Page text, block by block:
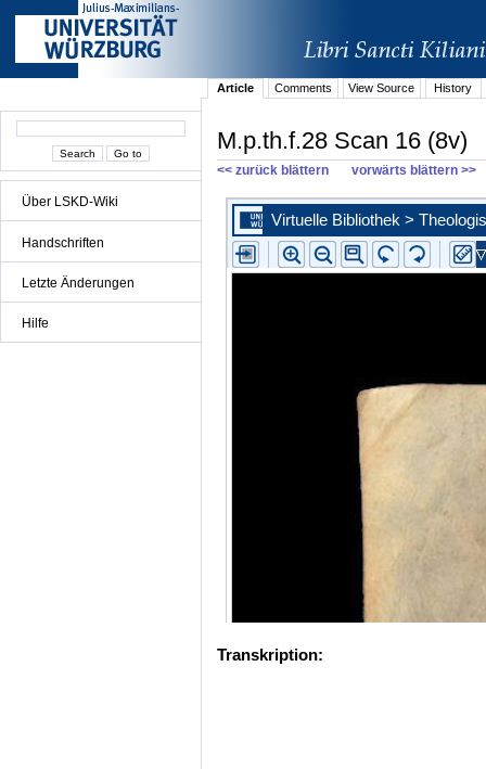
Über LSKD-Wiki
Handschriften
Letzte Änderungen
Hilfe
Article Comments View Source History
M.p.th.f.28 Scan 16 (8v)
<< zurück blättern vorwärts blättern >>
Transkription: